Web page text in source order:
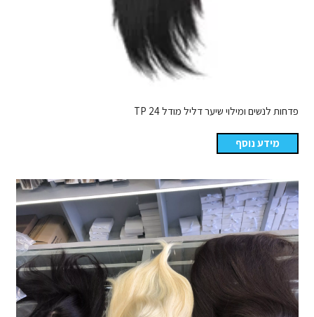
פדחות לנשים ומילוי שיער דליל מודל TP 24
מידע נוסף